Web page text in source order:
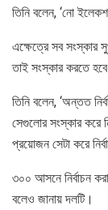
তিনি বলেন, ‘নো
এক্ষেত্রে সব সংস্কার
তাই সংস্কার করতে
তিনি বলেন, ‘অন্তত
সেগুলোর সংস্কার করে
প্রয়োজন সেটা করে
৩০০ আসনে নির্বাচন
বলেও জানায় দলটি।